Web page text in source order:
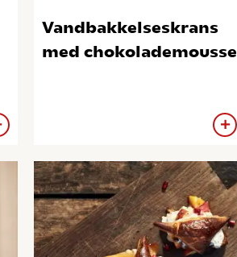
Vandbakkelseskrans
med chokolademousse